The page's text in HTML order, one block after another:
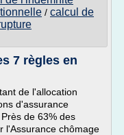
/ calcul de
7 règles en
de l'allocation
d'assurance
de 63% des
l'Assurance chômage